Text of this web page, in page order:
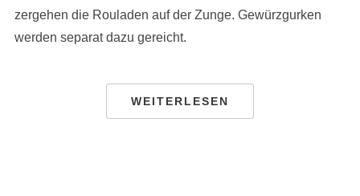
zergehen die Rouladen auf der Zunge. Gewürzgurken
werden separat dazu gereicht.
WEITERLESEN